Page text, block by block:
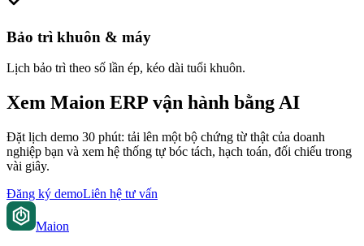
Bảo trì khuôn & máy
Lịch bảo trì theo số lần ép, kéo dài tuổi khuôn.
Xem Maion ERP vận hành bằng AI
Đặt lịch demo 30 phút: tải lên một bộ chứng từ thật của doanh
nghiệp bạn và xem hệ thống tự bóc tách, hạch toán, đối chiếu trong
vài giây.
Đăng ký demoLiên hệ tư vấn
Maion